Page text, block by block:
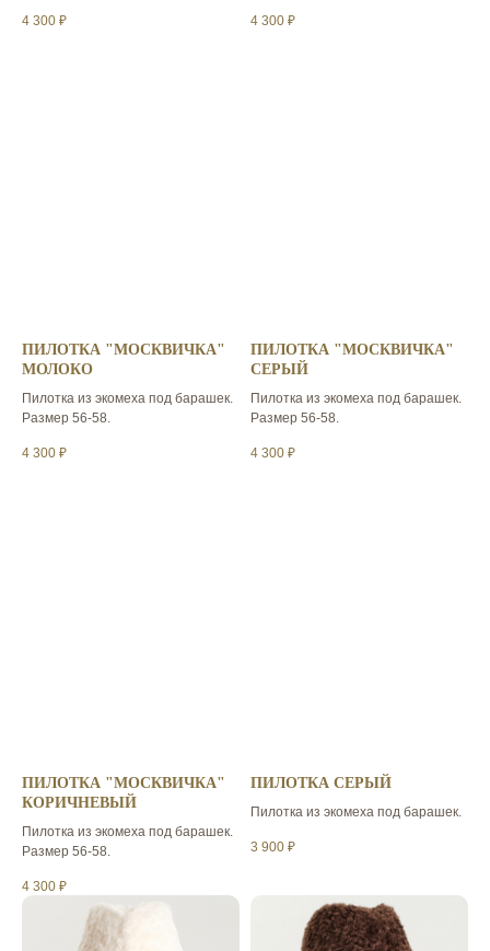
4 300 ₽ 4 300 ₽
ПИЛОТКА "МОСКВИЧКА"
МОЛОКО
Пилотка из экомеха под барашек.
Размер 56-58.
4 300 ₽
ПИЛОТКА "МОСКВИЧКА"
СЕРЫЙ
Пилотка из экомеха под барашек.
Размер 56-58.
4 300 ₽
ПИЛОТКА "МОСКВИЧКА"
КОРИЧНЕВЫЙ
Пилотка из экомеха под барашек.
Размер 56-58.
4 300 ₽
ПИЛОТКА СЕРЫЙ
Пилотка из экомеха под барашек.
3 900 ₽